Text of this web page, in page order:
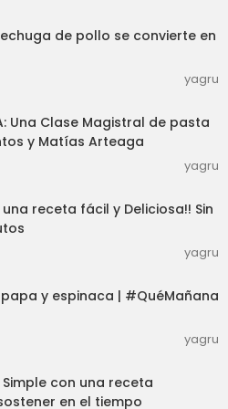
de Res
y Canela en Polvo
de Pollo en Polvohttp
y Perejil en Polvo
Cebolla en Polvo
tus Ajos
https://youtu.be/inJfJ
Perejil y Hierba Buena
Cilantrohttps://youtu.be/7165
de pollo se convierte en
yagru
Una Clase Magistral de pasta
y Matías Arteaga
yagru
receta fácil y Deliciosa!! Sin
yagru
y espinaca | #QuéMañana
yagru
con una receta
en el tiempo